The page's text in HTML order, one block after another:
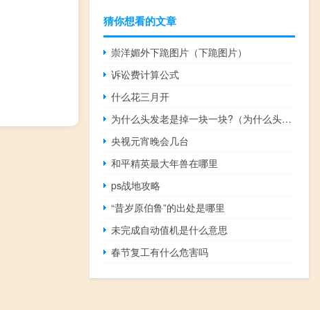
猜你想看的文章
崇洋媚外下跪图片（下跪图片）
诉讼费计算公式
什么花三月开
为什么头发老是掉一块一块?（为什么头发老是掉）
央视元宵晚会几台
和平精英最大年兽在哪里
ps战地攻略
“昔岁原伯鲁”的出处是哪里
未完成自动值机是什么意思
春节复工有什么危害吗